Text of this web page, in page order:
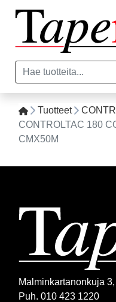
Tuotteet
CONTROLTAC 180
CMX50M
Malminkartanonkuja
Puh. 010 423 1220